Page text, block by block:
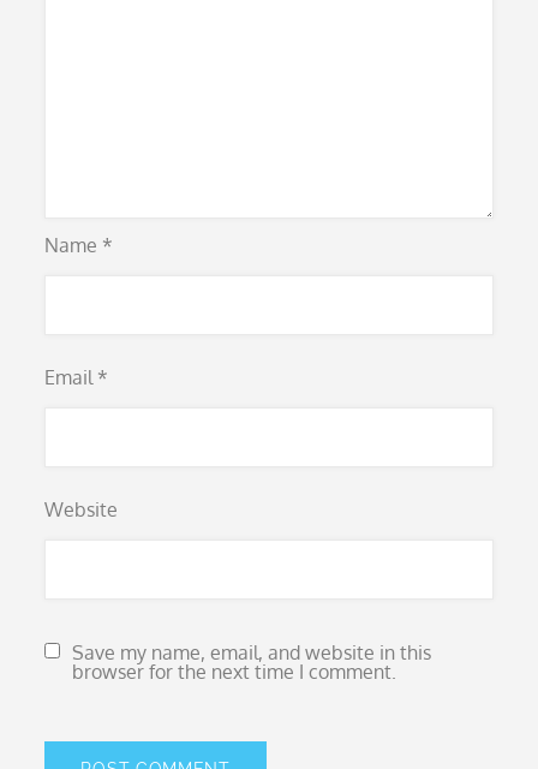
Name *
Email *
Website
Save my name, email, and website in this
browser for the next time I comment.